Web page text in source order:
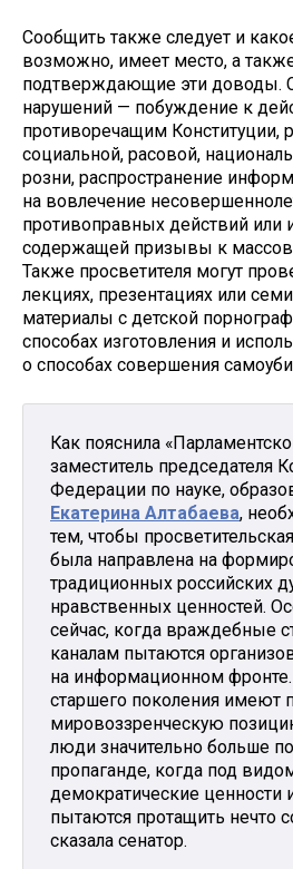
Сообщить также следует и
возможно, имеет место, а
подтверждающие эти доводы.
нарушений — побуждение к
противоречащим Конституции,
социальной, расовой,
розни, распространение
на вовлечение
противоправных действий или
содержащей призывы к
Также просветителя могут
лекциях, презентациях или
материалы с детской
способах изготовления и
о способах совершения
Как пояснила
заместитель председателя
Федерации по науке,
Екатерина Алтабаева,
тем, чтобы
была направлена на
традиционных российских
нравственных ценностей.
сейчас, когда враждебные
каналам пытаются
на информационном
старшего поколения имеют
мировоззренческую
люди значительно больше
пропаганде, когда под
демократические ценности
пытаются протащить нечто
сказала сенатор.